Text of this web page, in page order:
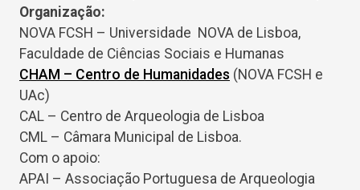
Organização:
NOVA FCSH – Universidade NOVA de Lisboa,
Faculdade de Ciências Sociais e Humanas
CHAM – Centro de Humanidades (NOVA FCSH e
UAc)
CAL – Centro de Arqueologia de Lisboa
CML – Câmara Municipal de Lisboa.
Com o apoio:
APAI – Associação Portuguesa de Arqueologia